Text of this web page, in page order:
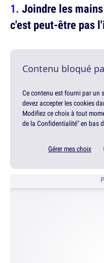
Joindre les
c'est peut-être pas
Contenu bloqué
Ce contenu est fourni par un
devez accepter les cookies
Modifiez ce choix à tout
de la Confidentialité" en bas
Gérer mes choix